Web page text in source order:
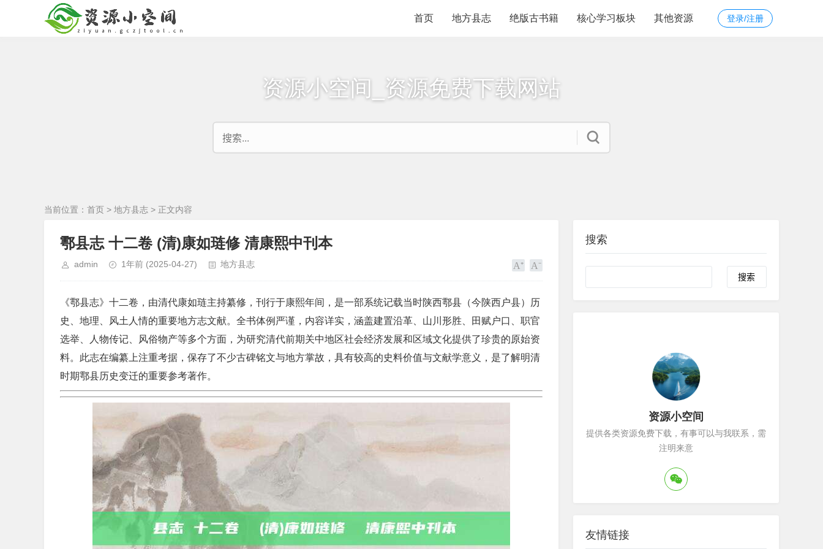
登录/注册
首页 地方县志 绝版古书籍 核心学习板块 其他资源
资源小空间_资源免费下载网站
当前位置： 首页 > 地方县志 > 正文内容
鄠县志 十二卷 (清)康如琏修 清康熙中刊本
admin 1年前 (2025-04-27) 地方县志
《鄠县志》十二卷，由清代康如琏主持纂修，刊行于康熙年间，是一部系统记载当时陕西鄠县（今陕西户县）历
史、地理、风土人情的重要地方志文献。全书体例严谨，内容详实，涵盖建置沿革、山川形胜、田赋户口、职官
选举、人物传记、风俗物产等多个方面，为研究清代前期关中地区社会经济发展和区域文化提供了珍贵的原始资
料。此志在编纂上注重考据，保存了不少古碑铭文与地方掌故，具有较高的史料价值与文献学意义，是了解明清
时期鄠县历史变迁的重要参考著作。
搜索
Search
资源小空间
提供各类资源免费下载，有事可以与我联系，需
注明来意
友情链接